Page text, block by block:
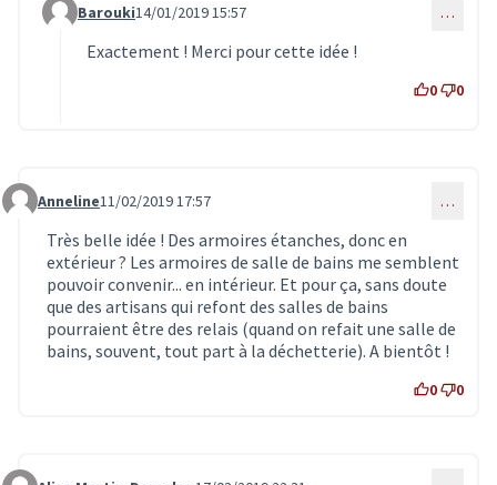
Commentaire 1164 (réponse au commentaire 1162)
Barouki14/01/2019 15:57 …
Exactement ! Merci pour cette idée !
0 0
Commentaire 1264
Anneline11/02/2019 17:57 …
Très belle idée ! Des armoires étanches, donc en
extérieur ? Les armoires de salle de bains me semblent
pouvoir convenir... en intérieur. Et pour ça, sans doute
que des artisans qui refont des salles de bains
pourraient être des relais (quand on refait une salle de
bains, souvent, tout part à la déchetterie). A bientôt !
0 0